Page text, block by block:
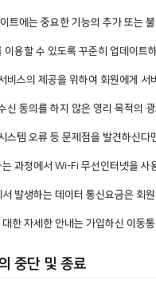
트에는 중요한 기능의 추가 또는
이용할 수 있도록 꾸준히 업데이트
스의 제공을 위하여 회원에게 서
신 동의를 하지 않은 영리 목적의
스템 오류 등 문제점을 발견하신다
과정에서 Wi-Fi 무선인터넷을 사
발생하는 데이터 통신요금은 회
한 자세한 안내는 가입하신 이동
중단 및 종료